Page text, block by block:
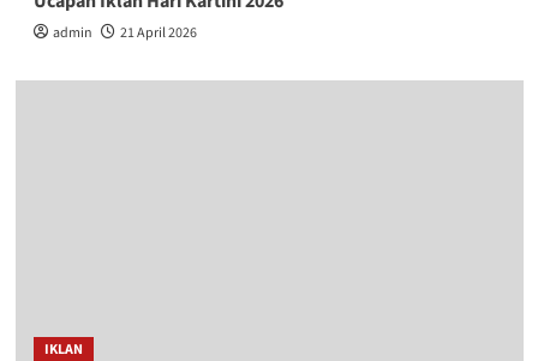
admin 21 April 2026
IKLAN